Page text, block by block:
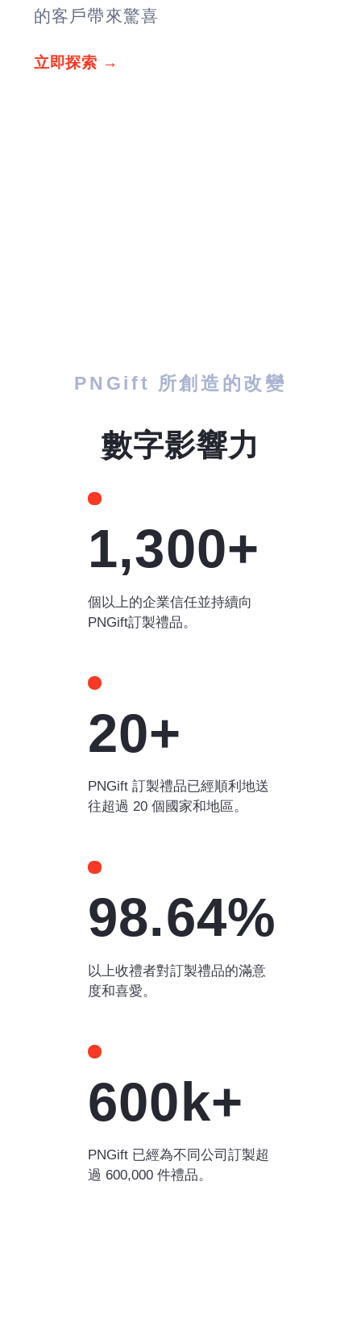
的客戶帶來驚喜
立即探索 →
PNGift 所創造的改變
數字影響力
1,300+
個以上的企業信任並持續向
PNGift訂製禮品。
20+
PNGift 訂製禮品已經順利地送
往超過 20 個國家和地區。
98.64%
以上收禮者對訂製禮品的滿意
度和喜愛。
600k+
PNGift 已經為不同公司訂製超
過 600,000 件禮品。